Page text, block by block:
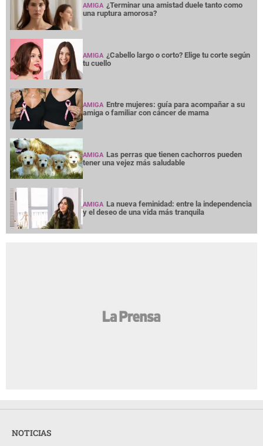
AMIGA ¿Terminar una amistad duele tanto como
una ruptura amorosa?
AMIGA ¿Cabello largo o corto? Elige tu corte según
tu cuello
AMIGA Entre mujeres: guía para acompañar a su
amiga o familiar con cáncer de mama
AMIGA Las perras que tienen cachorros pueden
tener una vejez más saludable
AMIGA La nueva feminidad: entre la independencia
y el deseo de una vida más tranquila
NOTICIAS